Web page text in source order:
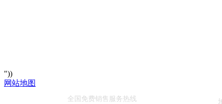
全国免费销售服务热线
"))
网站地图